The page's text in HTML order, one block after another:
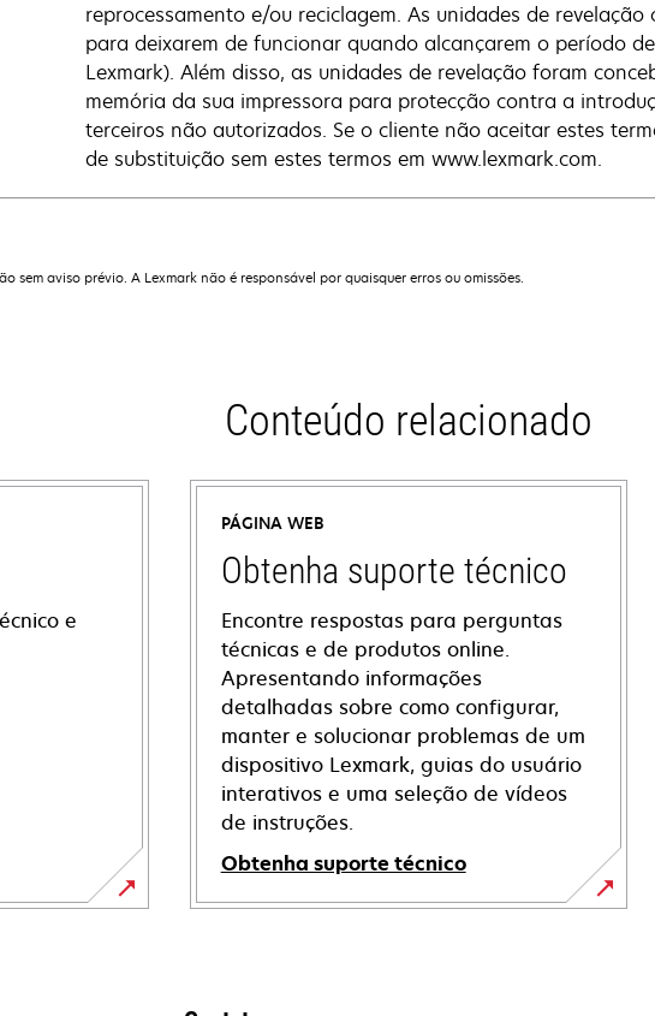
reprocessamento e/ou reciclagem. As unidades de
para deixarem de funcionar quando alcançarem o período
Lexmark). Além disso, as unidades de revelação foram
memória da sua impressora para protecção contra a
terceiros não autorizados. Se o cliente não aceitar estes
de substituição sem estes termos em www.lexmark.com.
sem aviso prévio. A Lexmark não é responsável por quaisquer erros ou omissões.
Conteúdo relacionado
e
PÁGINA WEB
Obtenha suporte técnico
Encontre respostas para perguntas
técnicas e de produtos online.
Apresentando informações
detalhadas sobre como configurar,
manter e solucionar problemas de um
dispositivo Lexmark, guias do usuário
interativos e uma seleção de vídeos
de instruções.
Obtenha suporte técnico
opens